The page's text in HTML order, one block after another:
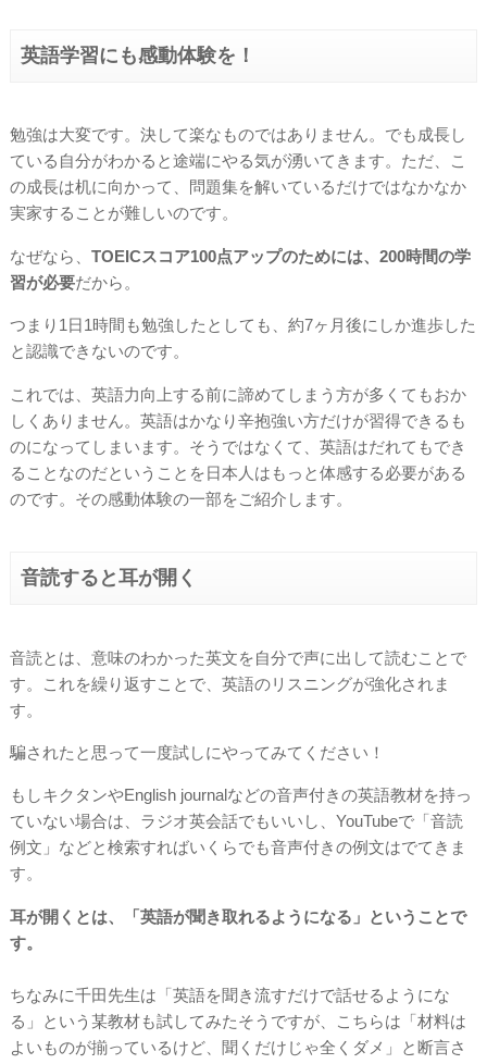
英語学習にも感動体験を！
勉強は大変です。決して楽なものではありません。でも成長し
ている自分がわかると途端にやる気が湧いてきます。ただ、こ
の成長は机に向かって、問題集を解いているだけではなかなか
実家することが難しいのです。
なぜなら、 TOEICスコア100点アップのためには、200時間の学
習が必要だから。
つまり1日1時間も勉強したとしても、約7ヶ月後にしか進歩した
と認識できないのです。
これでは、英語力向上する前に諦めてしまう方が多くてもおか
しくありません。英語はかなり辛抱強い方だけが習得できるも
のになってしまいます。そうではなくて、英語はだれてもでき
ることなのだということを日本人はもっと体感する必要がある
のです。その感動体験の一部をご紹介します。
音読すると耳が開く
音読とは、意味のわかった英文を自分で声に出して読むことで
す。これを繰り返すことで、英語のリスニングが強化されま
す。
騙されたと思って一度試しにやってみてください！
もしキクタンやEnglish journalなどの音声付きの英語教材を持っ
ていない場合は、ラジオ英会話でもいいし、YouTubeで「音読
例文」などと検索すればいくらでも音声付きの例文はでてきま
す。
耳が開くとは、「英語が聞き取れるようになる」ということで
す。
ちなみに千田先生は「英語を聞き流すだけで話せるようにな
る」という某教材も試してみたそうですが、こちらは「材料は
よいものが揃っているけど、聞くだけじゃ全くダメ」と断言さ